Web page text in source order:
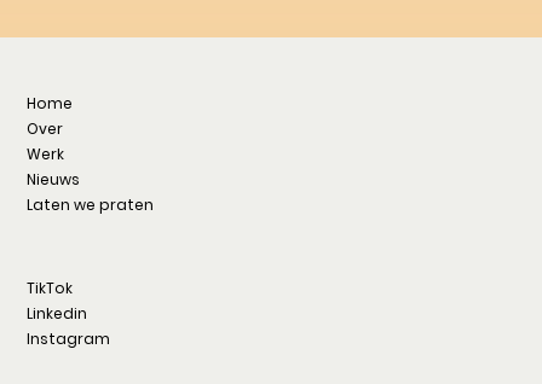
Home
Over
Werk
Nieuws
Laten we praten
TikTok
Linkedin
Instagram